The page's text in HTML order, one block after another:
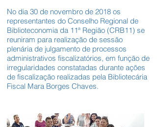
No dia 30 de novembro de 2018 os
representantes do Conselho Regional de
Biblioteconomia da 11ª Região (CRB11) se
reuniram para realização de sessão
plenária de julgamento de processos
administrativos fiscalizatórios, em função de
irregularidades constatadas durante ações
de fiscalização realizadas pela Bibliotecária
Fiscal Mara Borges Chaves.